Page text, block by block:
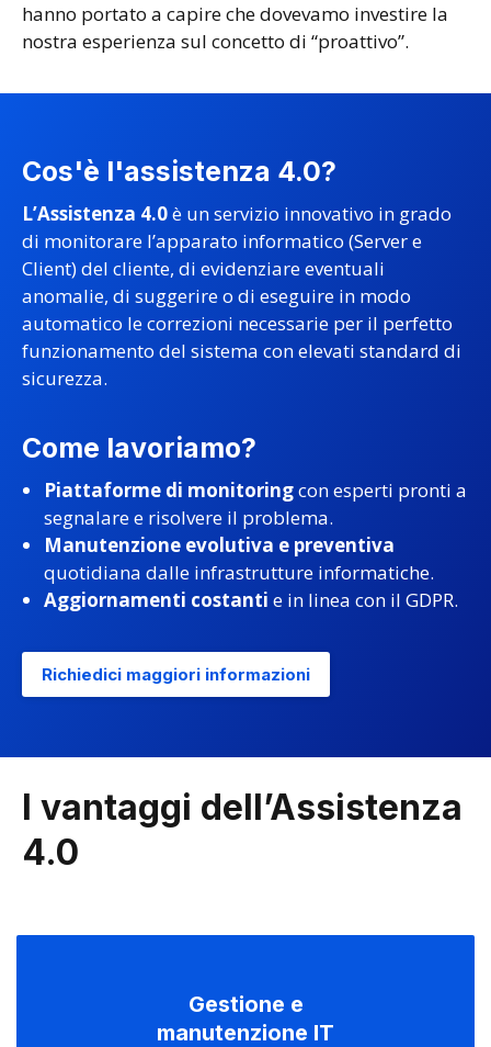
hanno portato a capire che dovevamo investire la
nostra esperienza sul concetto di “proattivo”.
Cos'è l'assistenza 4.0?
L’Assistenza 4.0è un servizio innovativo in grado
di monitorare l’apparato informatico (Server e
Client) del cliente, di evidenziare eventuali
anomalie, di suggerire o di eseguire in modo
automatico le correzioni necessarie per il perfetto
funzionamento del sistema con elevati standard di
sicurezza.
Come lavoriamo?
Piattaforme di monitoringcon esperti pronti a
segnalare e risolvere il problema.
Manutenzione evolutiva e preventiva
quotidiana dalle infrastrutture informatiche.
Aggiornamenti costanti e in linea con il GDPR.
Richiedici maggiori informazioni
I vantaggi dell’Assistenza
4.0
Gestione e
manutenzione IT